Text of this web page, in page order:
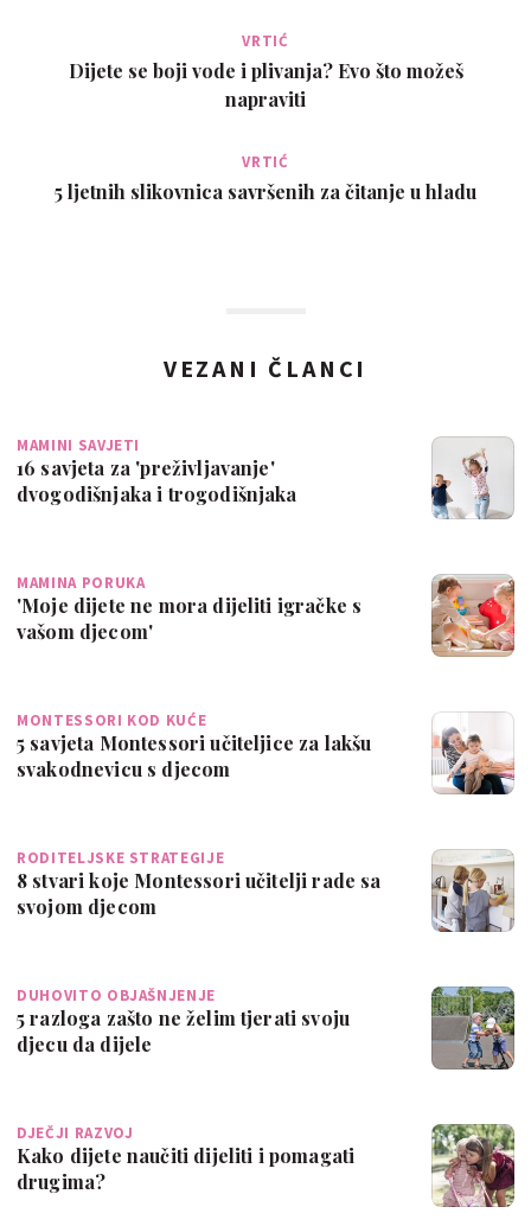
VRTIĆ
Dijete se boji vode i plivanja? Evo što možeš
napraviti
VRTIĆ
5 ljetnih slikovnica savršenih za čitanje u hladu
VEZANI ČLANCI
MAMINI SAVJETI
16 savjeta za 'preživljavanje'
dvogodišnjaka i trogodišnjaka
MAMINA PORUKA
'Moje dijete ne mora dijeliti igračke s
vašom djecom'
MONTESSORI KOD KUĆE
5 savjeta Montessori učiteljice za lakšu
svakodnevicu s djecom
RODITELJSKE STRATEGIJE
8 stvari koje Montessori učitelji rade sa
svojom djecom
DUHOVITO OBJAŠNJENJE
5 razloga zašto ne želim tjerati svoju
djecu da dijele
DJEČJI RAZVOJ
Kako dijete naučiti dijeliti i pomagati
drugima?